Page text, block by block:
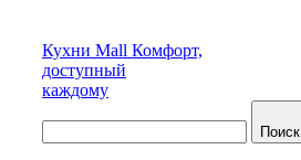
Кухни Mall Комфорт,
доступный
каждому
Поиск